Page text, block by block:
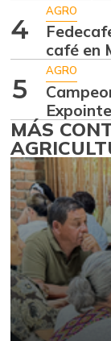
4
AGRO
café en
5
AGRO
MÁS